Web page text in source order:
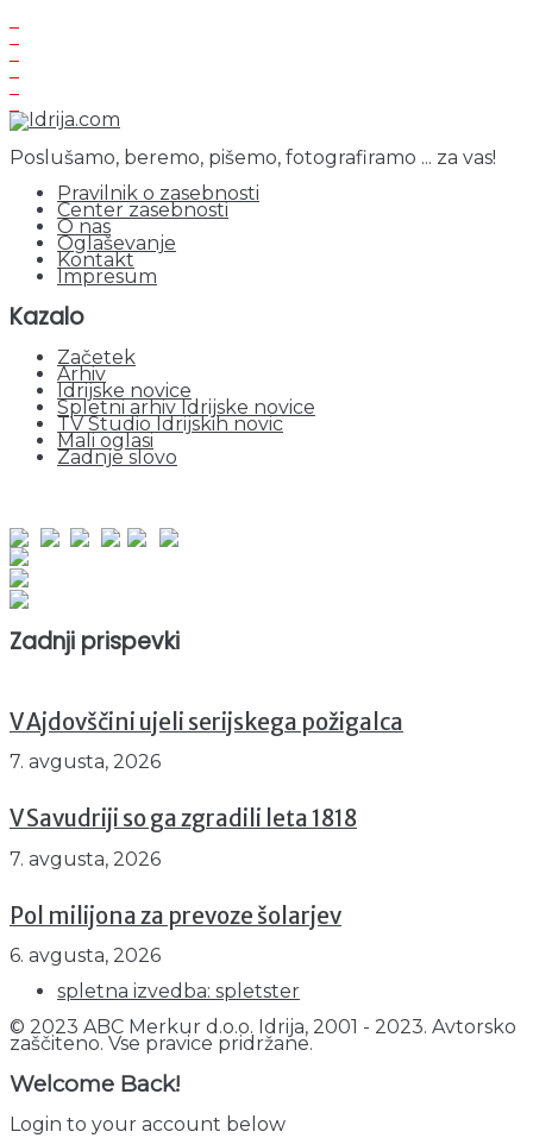
Poslušamo, beremo, pišemo, fotografiramo ... za vas!
Pravilnik o zasebnosti
Center zasebnosti
O nas
Oglaševanje
Kontakt
Impresum
Kazalo
Začetek
Arhiv
Idrijske novice
Spletni arhiv Idrijske novice
TV Studio Idrijskih novic
Mali oglasi
Zadnje slovo
Zadnji prispevki
V Ajdovščini ujeli serijskega požigalca
7. avgusta, 2026
V Savudriji so ga zgradili leta 1818
7. avgusta, 2026
Pol milijona za prevoze šolarjev
6. avgusta, 2026
spletna izvedba: spletster
© 2023 ABC Merkur d.o.o. Idrija, 2001 - 2023. Avtorsko
zaščiteno. Vse pravice pridržane.
Welcome Back!
Login to your account below